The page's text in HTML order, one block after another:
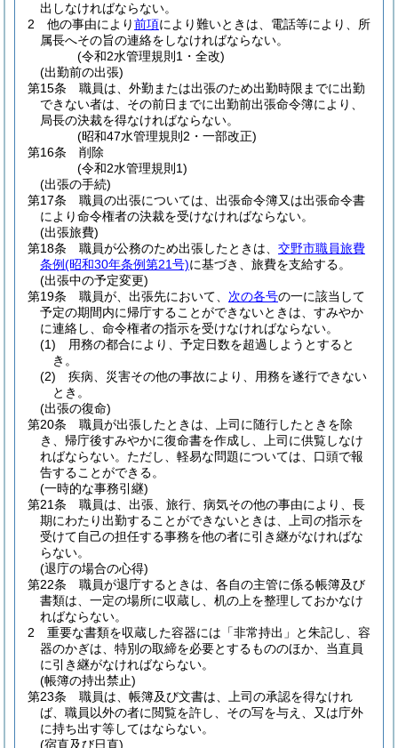
出しなければならない。
2
他の事由により前項により難いときは、電話等により、所
属長へその旨の連絡をしなければならない。
(令和2水管理規則1・全改)
(出勤前の出張)
第15条
職員は、外勤または出張のため出勤時限までに出勤
できない者は、その前日までに出勤前出張命令簿により、
局長の決裁を得なければならない。
(昭和47水管理規則2・一部改正)
第16条
削除
(令和2水管理規則1)
(出張の手続)
第17条
職員の出張については、出張命令簿又は出張命令書
により命令権者の決裁を受けなければならない。
(出張旅費)
第18条
職員が公務のため出張したときは、 交野市職員旅費
条例(昭和30年条例第21号)に基づき、旅費を支給する。
(出張中の予定変更)
第19条
職員が、出張先において、 次の各号の一に該当して
予定の期間内に帰庁することができないときは、すみやか
に連絡し、命令権者の指示を受けなければならない。
(1)
用務の都合により、予定日数を超過しようとすると
き。
(2)
疾病、災害その他の事故により、用務を遂行できない
とき。
(出張の復命)
第20条
職員が出張したときは、上司に随行したときを除
き、帰庁後すみやかに復命書を作成し、上司に供覧しなけ
ればならない。 ただし、軽易な問題については、口頭で報
告することができる。
(一時的な事務引継)
第21条
職員は、出張、旅行、病気その他の事由により、長
期にわたり出勤することができないときは、上司の指示を
受けて自己の担任する事務を他の者に引き継がなければな
らない。
(退庁の場合の心得)
第22条
職員が退庁するときは、各自の主管に係る帳簿及び
書類は、一定の場所に収蔵し、机の上を整理しておかなけ
ればならない。
2
重要な書類を収蔵した容器には「非常持出」と朱記し、容
器のかぎは、特別の取締を必要とするもののほか、当直員
に引き継がなければならない。
(帳簿の持出禁止)
第23条
職員は、帳簿及び文書は、上司の承認を得なけれ
ば、職員以外の者に閲覧を許し、その写を与え、又は庁外
に持ち出す等してはならない。
(宿直及び日直)